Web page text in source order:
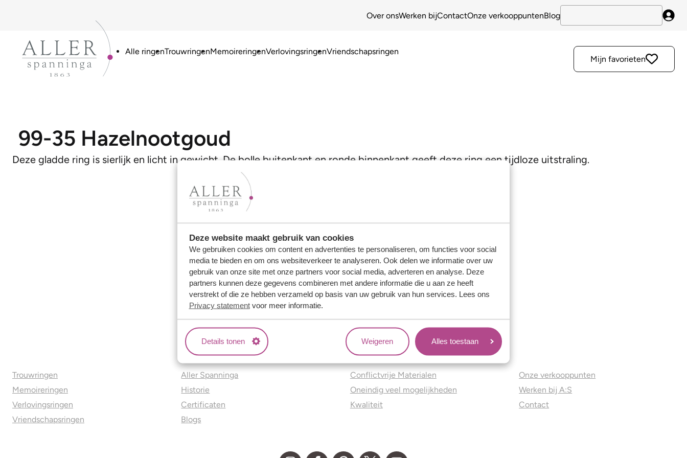
Deze website maakt gebruik van cookies
We gebruiken cookies om content en advertenties te personaliseren, om functies voor social
media te bieden en om ons websiteverkeer te analyseren. Ook delen we informatie over uw
gebruik van onze site met onze partners voor social media, adverteren en analyse. Deze
partners kunnen deze gegevens combineren met andere informatie die u aan ze heeft
verstrekt of die ze hebben verzameld op basis van uw gebruik van hun services. Lees ons
Privacy statementvoor meer informatie.
Details tonen Weigeren Alles toestaan
Over onsWerken bijContactOnze verkooppuntenBlog
Alle ringenTrouwringenMemoireringenVerlovingsringenVriendschapsringen
Mijn favorieten
99-35 Hazelnootgoud
Deze gladde ring is sierlijk en licht in gewicht. De bolle buitenkant en ronde binnenkant geeft deze ring een tijdloze uitstraling.
Trouwringen
Memoireringen
Verlovingsringen
Vriendschapsringen
Over ons
Aller Spanninga
Historie
Certificaten
Blogs
Jouw voordelen
Conflictvrije Materialen
Oneindig veel mogelijkheden
Kwaliteit
Onze verkooppunten
Werken bij A:S
Contact